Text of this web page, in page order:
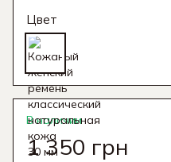
Цвет
В наличии
1 350 грн